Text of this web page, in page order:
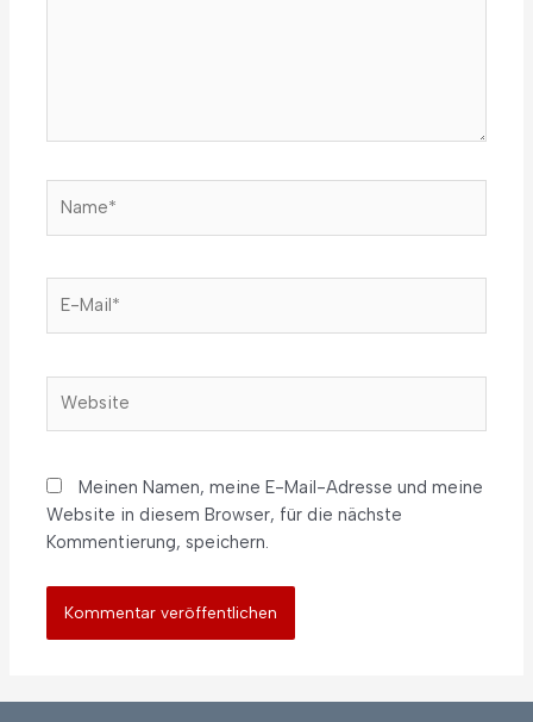
Meinen Namen, meine E-Mail-Adresse und meine
Website in diesem Browser, für die nächste
Kommentierung, speichern.